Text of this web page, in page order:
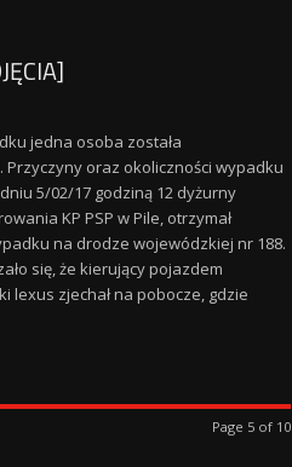
jedna osoba została
oraz okoliczności wypadku
5/02/17 godziną 12 dyżurny
KP PSP w Pile, otrzymał
na drodze wojewódzkiej nr 188.
się, że kierujący pojazdem
lexus zjechał na pobocze, gdzie
Page 5 of 10